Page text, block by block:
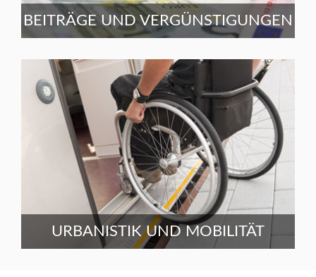
BEITRÄGE UND VERGÜNSTIGUNGEN
URBANISTIK UND MOBILITÄT